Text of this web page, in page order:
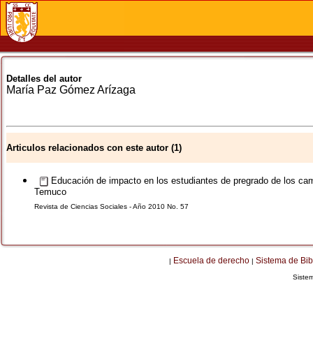
Detalles del autor
María Paz Gómez Arízaga
Articulos relacionados con este autor (1)
Educación de impacto en los estudiantes de pregrado de los
Temuco
Revista de Ciencias Sociales - Año 2010 No. 57
| Escuela de derecho | Sistema de